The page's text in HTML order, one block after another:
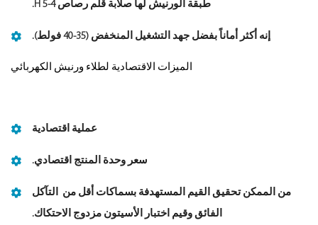
طبقة الورنيش لها صلابة قلم رصاص 4-5 H.
إنه أكثر أماناً بفضل جهد التشغيل المنخفض (35-40 فولط).
الميزات الاقتصادية لطلاء ورنيش الكهربائي
عملية اقتصادية
سعر وحدة المنتج اقتصادي.
من الممكن تحقيق القيم المستهدفة بسماكات أقل من التآكل
الفائق وقيم اختبار الأسيتون مزدوج الاحتكاك.